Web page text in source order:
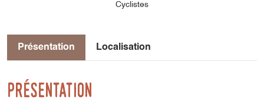
Cyclistes
Présentation Localisation
Présentation